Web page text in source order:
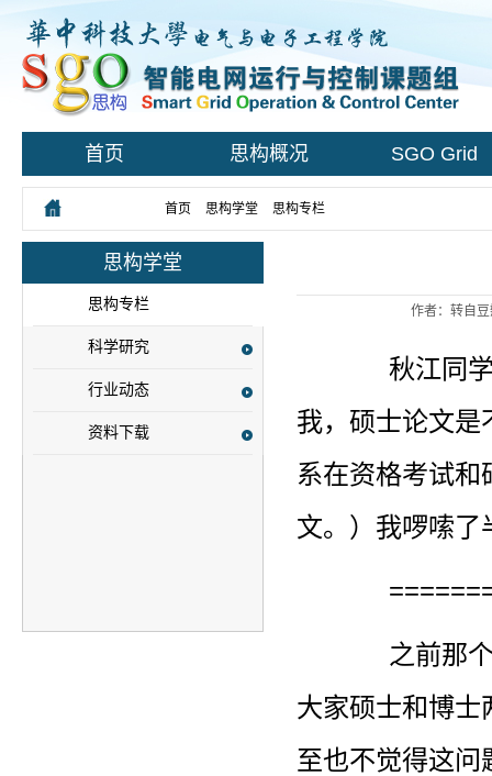
首页 思构概况 SGO Grid
首页 思构学堂 思构专栏
思构学堂
思构专栏
科学研究
行业动态
资料下载
作者：转自
秋江同
我，硕士论文是
系在资格考试
文。）我啰嗦了
之前那
大家硕士和博士
至也不觉得这问